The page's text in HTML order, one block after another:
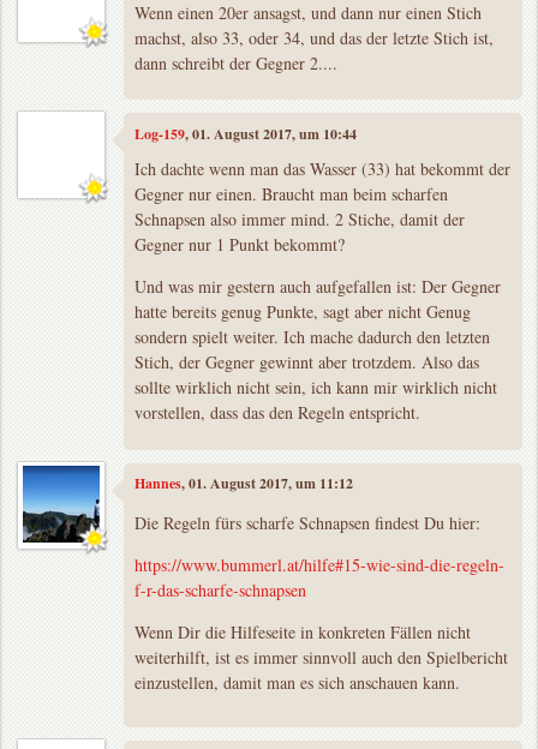
Wenn einen 20er ansagst, und dann nur einen Stich
machst, also 33, oder 34, und das der letzte Stich ist,
dann schreibt der Gegner 2....
Log-159, 01. August 2017, um 10:44
Ich dachte wenn man das Wasser (33) hat bekommt der
Gegner nur einen. Braucht man beim scharfen
Schnapsen also immer mind. 2 Stiche, damit der
Gegner nur 1 Punkt bekommt?
Und was mir gestern auch aufgefallen ist: Der Gegner
hatte bereits genug Punkte, sagt aber nicht Genug
sondern spielt weiter. Ich mache dadurch den letzten
Stich, der Gegner gewinnt aber trotzdem. Also das
sollte wirklich nicht sein, ich kann mir wirklich nicht
vorstellen, dass das den Regeln entspricht.
Hannes, 01. August 2017, um 11:12
Die Regeln fürs scharfe Schnapsen findest Du hier:
https://www.bummerl.at/hilfe#15-wie-sind-die-regeln-
f-r-das-scharfe-schnapsen
Wenn Dir die Hilfeseite in konkreten Fällen nicht
weiterhilft, ist es immer sinnvoll auch den Spielbericht
einzustellen, damit man es sich anschauen kann.